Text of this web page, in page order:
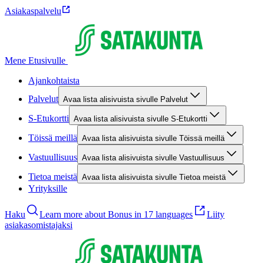
Asiakaspalvelu
Mene Etusivulle
Ajankohtaista
Palvelut Avaa lista alisivuista sivulle Palvelut
S-Etukortti Avaa lista alisivuista sivulle S-Etukortti
Töissä meillä Avaa lista alisivuista sivulle Töissä meillä
Vastuullisuus Avaa lista alisivuista sivulle Vastuullisuus
Tietoa meistä Avaa lista alisivuista sivulle Tietoa meistä
Yrityksille
Haku Learn more about Bonus in 17 languages
Liity
asiakasomistajaksi